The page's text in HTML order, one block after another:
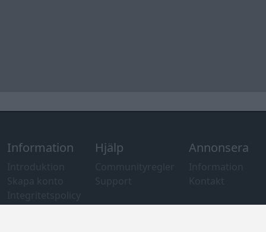
Information Hjälp Annonsera